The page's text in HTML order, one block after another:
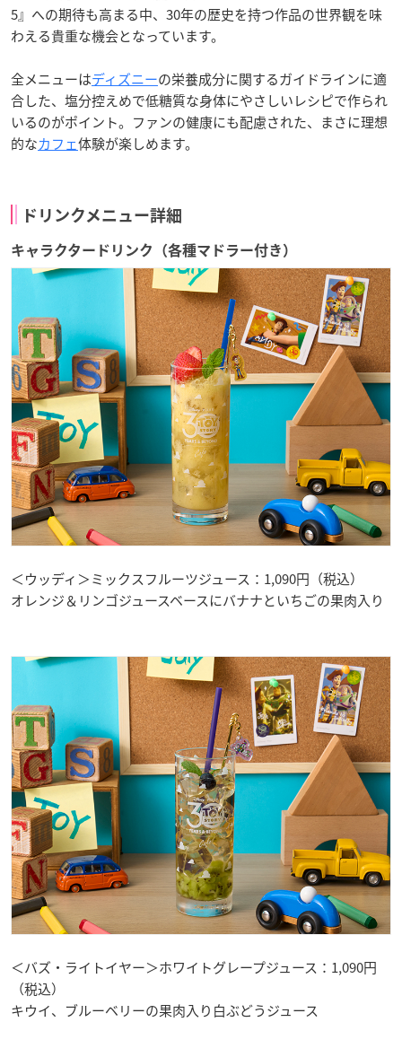
5』への期待も高まる中、30年の歴史を持つ作品の世界観を味
わえる貴重な機会となっています。
全メニューはディズニーの栄養成分に関するガイドラインに適
合した、塩分控えめで低糖質な身体にやさしいレシピで作られ
いるのがポイント。ファンの健康にも配慮された、まさに理想
的なカフェ体験が楽しめます。
ドリンクメニュー詳細
キャラクタードリンク（各種マドラー付き）
＜ウッディ＞ミックスフルーツジュース：1,090円（税込）
オレンジ＆リンゴジュースベースにバナナといちごの果肉入り
＜バズ・ライトイヤー＞ホワイトグレープジュース：1,090円
（税込）
キウイ、ブルーベリーの果肉入り白ぶどうジュース